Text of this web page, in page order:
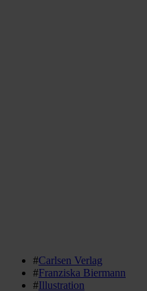
#Carlsen Verlag
#Franziska Biermann
#Illustration